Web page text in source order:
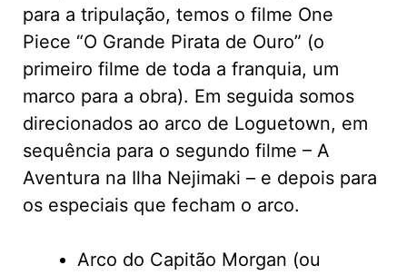
para a tripulação, temos o filme One
Piece “O Grande Pirata de Ouro” (o
primeiro filme de toda a franquia, um
marco para a obra). Em seguida somos
direcionados ao arco de Loguetown, em
sequência para o segundo filme – A
Aventura na Ilha Nejimaki – e depois para
os especiais que fecham o arco.
Arco do Capitão Morgan (ou